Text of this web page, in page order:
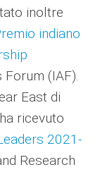
inoltre
indiano
Forum (IAF).
East di
ricevuto
2021-
Research